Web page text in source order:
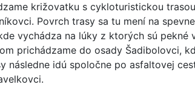
križovatku s cykloturistickou
Povrch trasy sa tu mení na
vychádza na lúky z ktorých sú pekné
prichádzame do osady Šadibolovci,
následne idú spoločne po asfaltovej